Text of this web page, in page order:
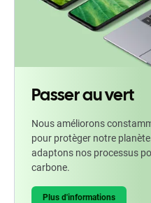
Passer au vert
Nous améliorons
pour protèger notre
adaptons nos processus
carbone.
Plus d'informations